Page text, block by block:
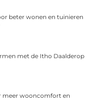
beter wonen en tuinieren
met de Itho Daalderop
meer wooncomfort en